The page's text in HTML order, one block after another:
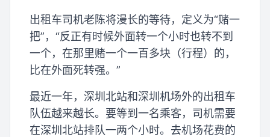
出租车司机老陈将漫长的等待，定义为“赌一
把”，“反正有时候外面转一个小时也转不到
一个，在那里赌一个一百多块（行程）的，
比在外面死转强。”
最近一年，深圳北站和深圳机场外的出租车
队伍越来越长。要等到一名乘客，司机需要
在深圳北站排队一两个小时。去机场花费的